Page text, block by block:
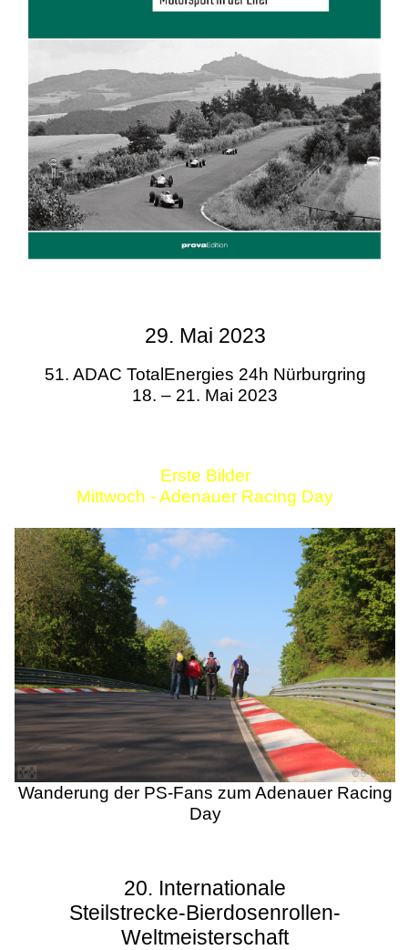
29. Mai 2023
51. ADAC TotalEnergies 24h Nürburgring
18. – 21. Mai 2023
Erste Bilder
Mittwoch - Adenauer Racing Day
Wanderung der PS-Fans zum Adenauer Racing
Day
20. Internationale
Steilstrecke-Bierdosenrollen-
Weltmeisterschaft